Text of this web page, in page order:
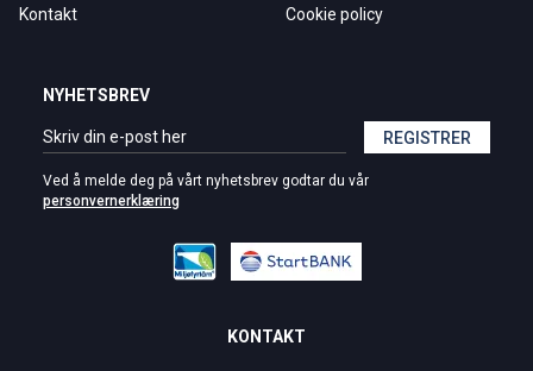
Kontakt
Cookie policy
NYHETSBREV
REGISTRER
Ved å melde deg på vårt nyhetsbrev godtar du vår
personvernerklæring
KONTAKT